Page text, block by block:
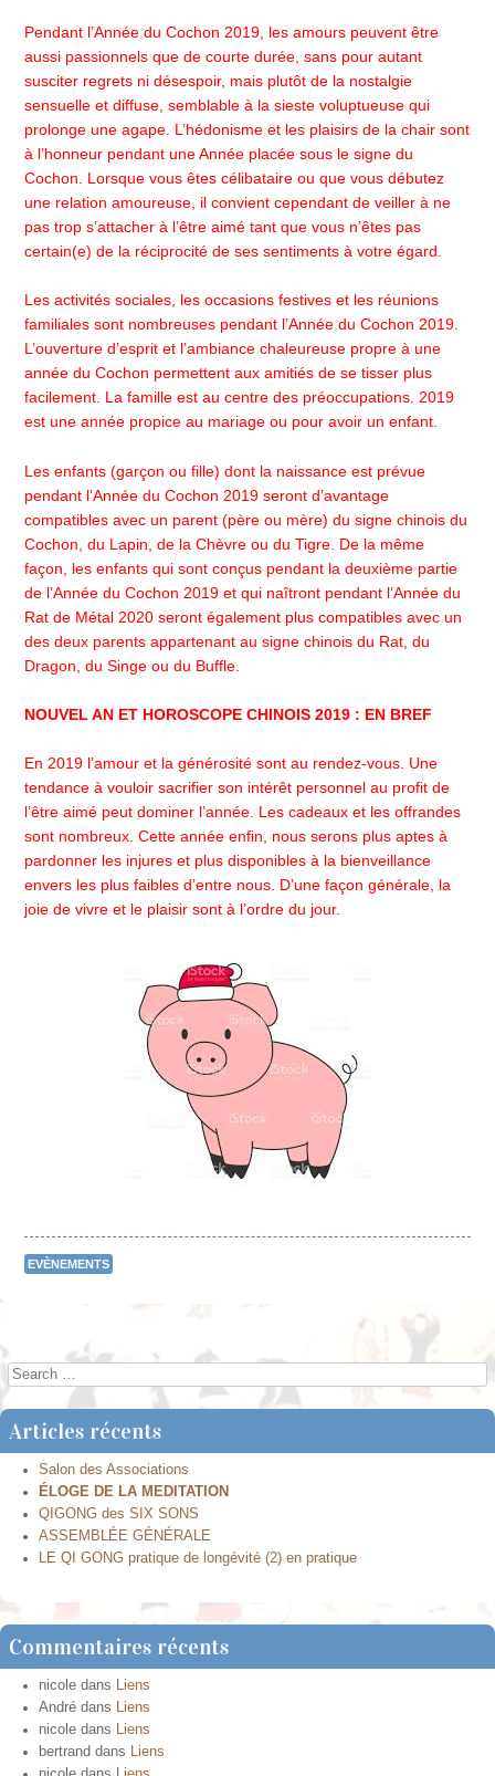
Pendant l’Année du Cochon 2019, les amours peuvent être
aussi passionnels que de courte durée, sans pour autant
susciter regrets ni désespoir, mais plutôt de la nostalgie
sensuelle et diffuse, semblable à la sieste voluptueuse qui
prolonge une agape. L’hédonisme et les plaisirs de la chair sont
à l’honneur pendant une Année placée sous le signe du
Cochon. Lorsque vous êtes célibataire ou que vous débutez
une relation amoureuse, il convient cependant de veiller à ne
pas trop s’attacher à l’être aimé tant que vous n’êtes pas
certain(e) de la réciprocité de ses sentiments à votre égard.
Les activités sociales, les occasions festives et les réunions
familiales sont nombreuses pendant l’Année du Cochon 2019.
L’ouverture d’esprit et l’ambiance chaleureuse propre à une
année du Cochon permettent aux amitiés de se tisser plus
facilement. La famille est au centre des préoccupations. 2019
est une année propice au mariage ou pour avoir un enfant.
Les enfants (garçon ou fille) dont la naissance est prévue
pendant l’Année du Cochon 2019 seront d’avantage
compatibles avec un parent (père ou mère) du signe chinois du
Cochon, du Lapin, de la Chèvre ou du Tigre. De la même
façon, les enfants qui sont conçus pendant la deuxième partie
de l’Année du Cochon 2019 et qui naîtront pendant l’Année du
Rat de Métal 2020 seront également plus compatibles avec un
des deux parents appartenant au signe chinois du Rat, du
Dragon, du Singe ou du Buffle.
NOUVEL AN ET HOROSCOPE CHINOIS 2019 : EN BREF
En 2019 l’amour et la générosité sont au rendez-vous. Une
tendance à vouloir sacrifier son intérêt personnel au profit de
l’être aimé peut dominer l’année. Les cadeaux et les offrandes
sont nombreux. Cette année enfin, nous serons plus aptes à
pardonner les injures et plus disponibles à la bienveillance
envers les plus faibles d’entre nous. D’une façon générale, la
joie de vivre et le plaisir sont à l’ordre du jour.
EVÈNEMENTS
Post navigation
Search
Articles récents
Salon des Associations
ÉLOGE DE LA MEDITATION
QIGONG des SIX SONS
ASSEMBLÉE GÉNÉRALE
LE QI GONG pratique de longévité (2) en pratique
Commentaires récents
nicole dans Liens
André dans Liens
nicole dans Liens
bertrand dans Liens